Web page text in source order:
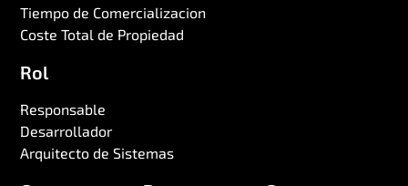
Tiempo de Comercializacion
Coste Total de Propiedad
Rol
Responsable
Desarrollador
Arquitecto de Sistemas